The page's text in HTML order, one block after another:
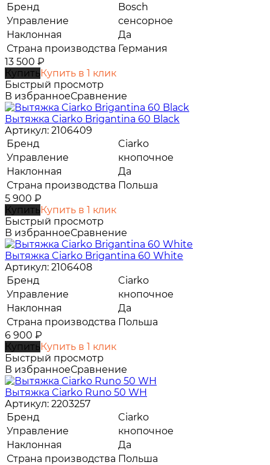
Бренд
Bosch
Управление
сенсорное
Наклонная
Да
Страна производства Германия
13 500 ₽
КупитьКупить в 1 клик
Быстрый просмотр
В избранноеСравнение
Вытяжка Ciarko Brigantina 60 Black
Артикул: 2106409
Бренд
Ciarko
Управление
кнопочное
Наклонная
Да
Страна производства Польша
5 900 ₽
КупитьКупить в 1 клик
Быстрый просмотр
В избранноеСравнение
Вытяжка Ciarko Brigantina 60 White
Артикул: 2106408
Бренд
Ciarko
Управление
кнопочное
Наклонная
Да
Страна производства Польша
6 900 ₽
КупитьКупить в 1 клик
Быстрый просмотр
В избранноеСравнение
Вытяжка Ciarko Runo 50 WH
Артикул: 2203257
Бренд
Ciarko
Управление
кнопочное
Наклонная
Да
Страна производства Польша